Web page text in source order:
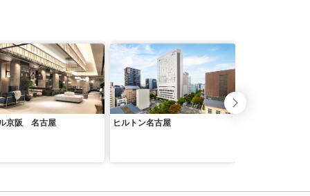
京阪 名古屋 ヒルトン名古屋